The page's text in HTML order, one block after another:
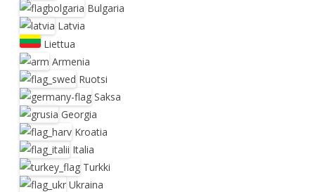
Bulgaria
Latvia
Liettua
Armenia
Ruotsi
Saksa
Georgia
Kroatia
Italia
Turkki
Ukraina